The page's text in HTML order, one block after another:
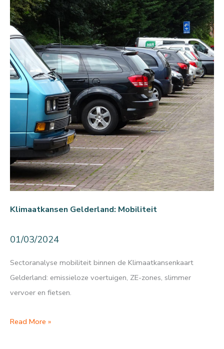
Klimaatkansen Gelderland: Mobiliteit
01/03/2024
Sectoranalyse mobiliteit binnen de Klimaatkansenkaart
Gelderland: emissieloze voertuigen, ZE-zones, slimmer
vervoer en fietsen.
Klimaatkansen
Read More »